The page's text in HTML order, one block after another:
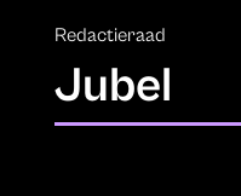
Redactieraad
Jubel